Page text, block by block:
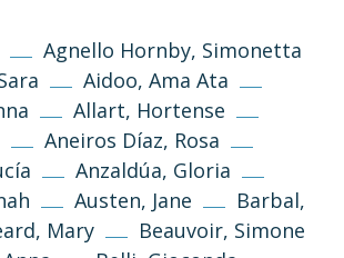
Agnello Hornby, Simonetta
Aidoo, Ama Ata
Allart, Hortense
Aneiros Díaz, Rosa
Anzaldúa, Gloria
Austen, Jane
Barbal,
Mary
Beauvoir, Simone